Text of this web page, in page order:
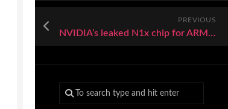
PREVIOUS
NVIDIA’s leaked N1x chip for ARM laptops has as many CUDA cores as an RTX 5070 — but don’t expect the same performance